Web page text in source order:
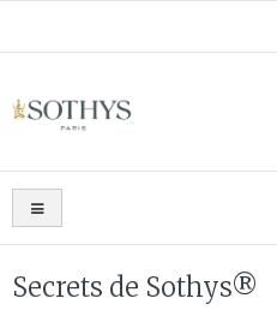
Secrets de Sothys®